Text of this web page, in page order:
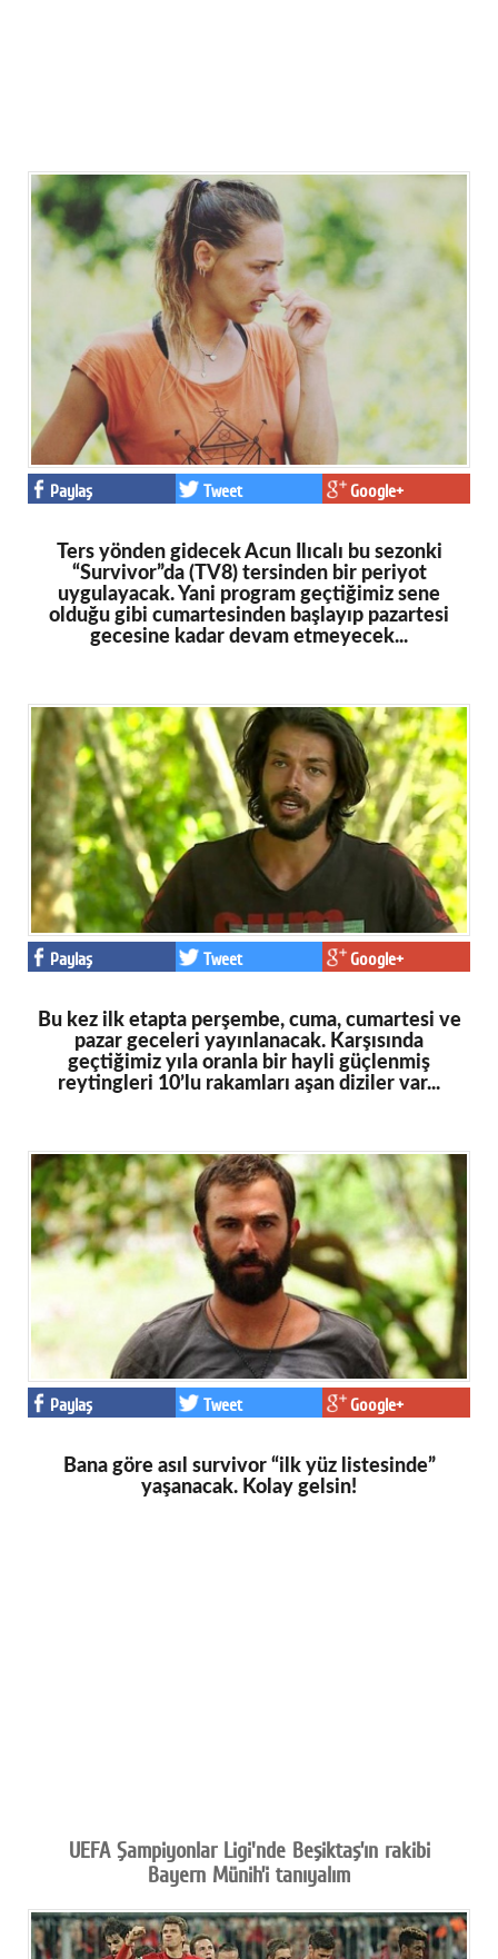
Paylaş Tweet Google+
Ters yönden gidecek Acun Ilıcalı bu sezonki
“Survivor”da (TV8) tersinden bir periyot
uygulayacak. Yani program geçtiğimiz sene
olduğu gibi cumartesinden başlayıp pazartesi
gecesine kadar devam etmeyecek...
Paylaş Tweet Google+
Bu kez ilk etapta perşembe, cuma, cumartesi ve
pazar geceleri yayınlanacak. Karşısında
geçtiğimiz yıla oranla bir hayli güçlenmiş
reytingleri 10’lu rakamları aşan diziler var...
Paylaş Tweet Google+
Bana göre asıl survivor “ilk yüz listesinde”
yaşanacak. Kolay gelsin!
UEFA Şampiyonlar Ligi'nde Beşiktaş’ın rakibi
Bayern Münih’i tanıyalım